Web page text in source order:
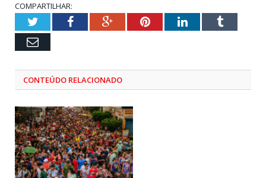
COMPARTILHAR:
TwitterFacebookGoogle+PinterestLinkedInTumblr
Email
CONTEÚDO RELACIONADO